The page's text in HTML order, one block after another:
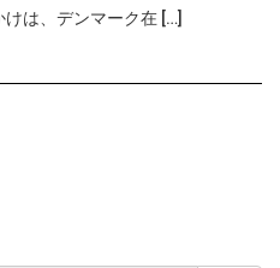
は、デンマーク在 […]